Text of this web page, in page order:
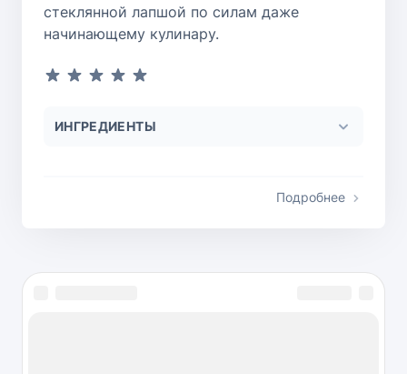
стеклянной лапшой по силам даже
начинающему кулинару.
ИНГРЕДИЕНТЫ
Подробнее